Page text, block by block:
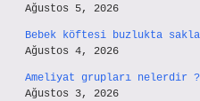
Ağustos 5, 2026
Bebek köftesi buzlukta
Ağustos 4, 2026
Ameliyat grupları nelerdir ?
Ağustos 3, 2026